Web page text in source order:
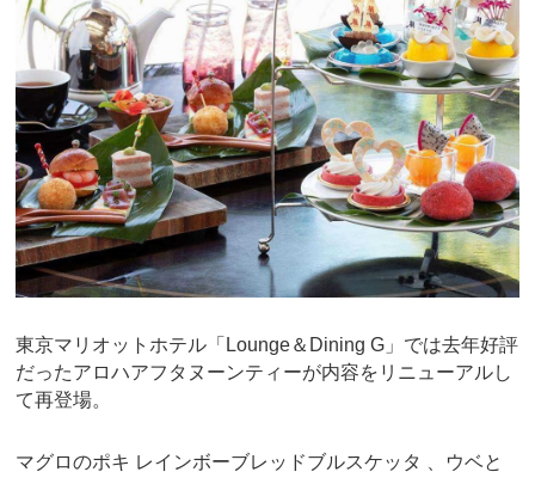
東京マリオットホテル「Lounge＆Dining G」では去年好評
だったアロハアフタヌーンティーが内容をリニューアルし
て再登場。
マグロのポキ レインボーブレッドブルスケッタ 、ウベと